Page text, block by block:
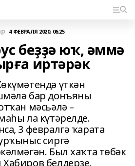
4 ФЕВРАЛЯ 2020, 06:25
беҙҙә юҡ, әммә
иртәрәк
үткән
бар донъяны
мәсьәлә –
ла күтәрелде.
3 февралгә ҡарата
сиргә
Был хаҡта төбәк
белдерҙе.